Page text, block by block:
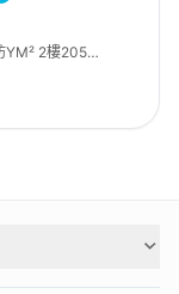
2樓205號